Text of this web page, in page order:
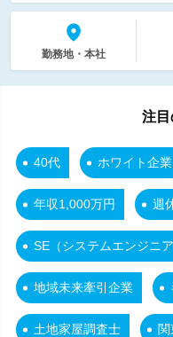
勤務地・本社
注目
40代 ホワイト企業
年収1,000万円 週
SE（システムエンジニア
地域未来牽引企業
土地家屋調査士 関